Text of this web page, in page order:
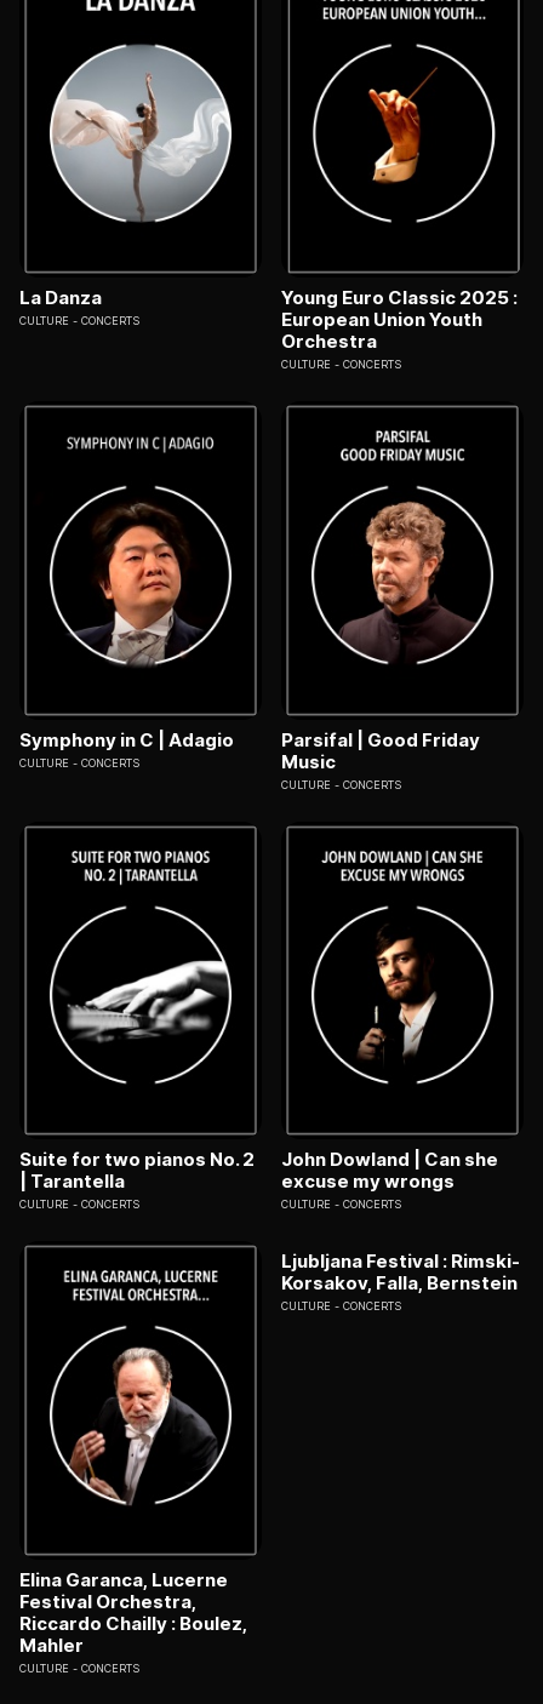
La Danza
CULTURE CONCERTS
Young Euro Classic 2025 :
European Union Youth
Orchestra
CULTURE CONCERTS
Symphony in C | Adagio
CULTURE CONCERTS
Parsifal | Good Friday
Music
CULTURE CONCERTS
Suite for two pianos No. 2
| Tarantella
CULTURE CONCERTS
John Dowland | Can she
excuse my wrongs
CULTURE CONCERTS
Elina Garanca, Lucerne
Festival Orchestra,
Riccardo Chailly : Boulez,
Mahler
CULTURE CONCERTS
Ljubljana Festival : Rimski-
Korsakov, Falla, Bernstein
CULTURE CONCERTS